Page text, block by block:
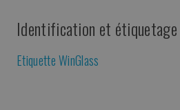
Identification et étiquetage
Etiquette WinGlass